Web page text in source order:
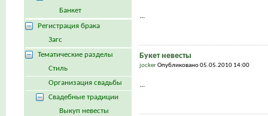
...
Букет невесты
jockerОпубликовано 05.05.2010 14:00
...
Банкет
Регистрация брака
Загс
Тематические разделы
Стиль
Организация свадьбы
Свадебные традиции
Выкуп невесты